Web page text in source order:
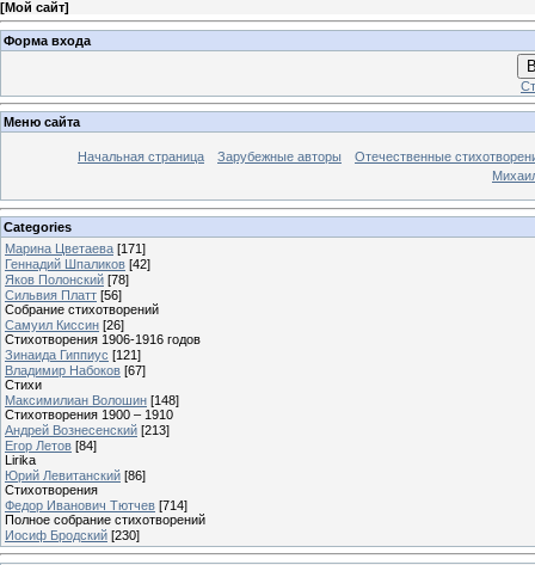
[Мой сайт]
Форма входа
Меню сайта
Начальная страница Зарубежные авторы
Отечественные
Categories
Марина Цветаева [171]
Геннадий Шпаликов [42]
Яков Полонский [78]
Сильвия Платт [56]
Собрание стихотворений
Самуил Киссин [26]
Стихотворения 1906-1916 годов
Зинаида Гиппиус [121]
Владимир Набоков [67]
Стихи
Максимилиан Волошин [148]
Стихотворения 1900 – 1910
Андрей Вознесенский [213]
Егор Летов [84]
Lirika
Юрий Левитанский [86]
Стихотворения
Федор Иванович Тютчев [714]
Полное собрание стихотворений
Иосиф Бродский [230]